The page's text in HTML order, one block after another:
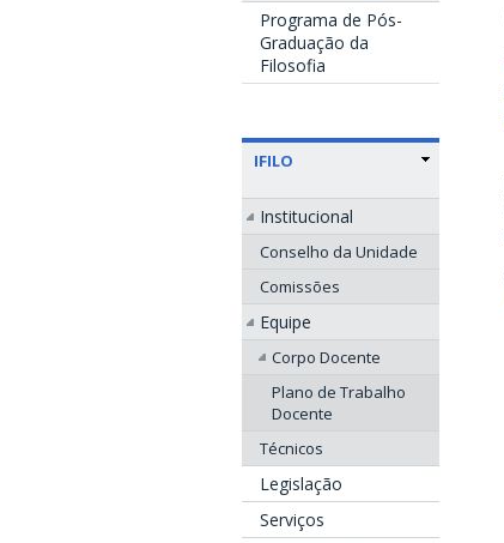
Programa de Pós-
Graduação da
Filosofia
IFILO
Institucional
Conselho da Unidade
Comissões
Equipe
Corpo Docente
Plano de Trabalho
Docente
Técnicos
Legislação
Serviços